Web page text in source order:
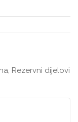
, Rezervni dijelovi